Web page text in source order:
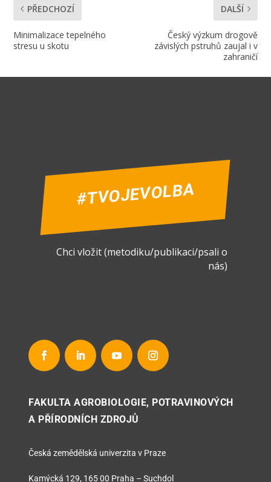
PŘEDCHOZÍ
Minimalizace tepelného
stresu u skotu
DALŠÍ
Český výzkum drogově
závislých pstruhů zaujal i v
zahraničí
#TVOJEVOLBA
Chci vložit (metodiku/publikaci/psali o
nás)
FAKULTA AGROBIOLOGIE, POTRAVINOVÝCH
A PŘÍRODNÍCH ZDROJŮ
Česká zemědělská univerzita v Praze
Kamýcká 129, 165 00 Praha – Suchdol